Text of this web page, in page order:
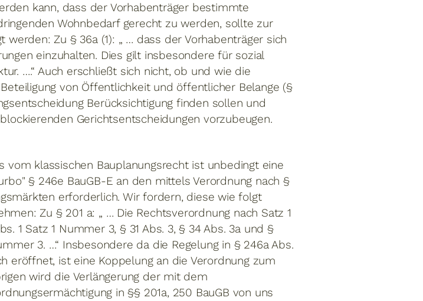
kann, dass der Vorhabenträger bestimmte
Wohnbedarf gerecht zu werden, sollte zur
Zu § 36a (1): „ … dass der Vorhabenträger sich
einzuhalten. Dies gilt insbesondere für sozial
….“ Auch erschließt sich nicht, ob und wie die
von Öffentlichkeit und öffentlicher Belange (§
Berücksichtigung finden sollen und
Gerichtsentscheidungen vorzubeugen.
klassischen Bauplanungsrecht ist unbedingt eine
§ 246e BauGB-E an den mittels Verordnung nach §
erforderlich. Wir fordern, diese wie folgt
Zu § 201 a: „ … Die Rechtsverordnung nach Satz 1
1 Satz 1 Nummer 3, § 31 Abs. 3, § 34 Abs. 3a und §
3. …“ Insbesondere da die Regelung in § 246a Abs.
eröffnet, ist eine Koppelung an die Verordnung zum
wird die Verlängerung der mit dem
in §§ 201a, 250 BauGB von uns